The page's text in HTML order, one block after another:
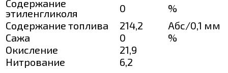
Содержание
этиленгликоля
0
%
Содержание топлива
214,2
Абс/0,1 мм
Сажа
0
%
Окисление
21,9
Нитрование
6,2